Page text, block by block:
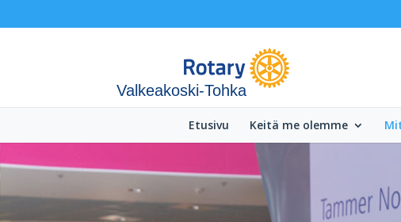
Valkeakoski-Tohka
Etusivu Keitä me olemme